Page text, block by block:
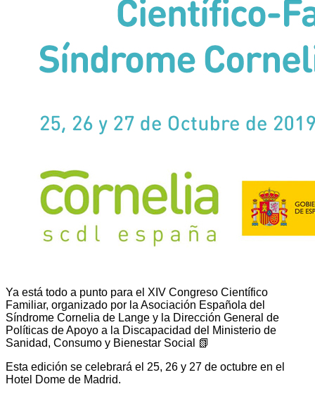
Ya está todo a punto para el XIV Congreso Científico
Familiar, organizado por la Asociación Española del
Síndrome Cornelia de Lange y l a Dirección General de
Políticas de Apoyo a la Discapacidad del Ministerio de
Sanidad, Consumo y Bienestar Social
📗
Esta edición se celebrará el 25, 26 y 27 de octubre en el
Hotel Dome de Madrid.